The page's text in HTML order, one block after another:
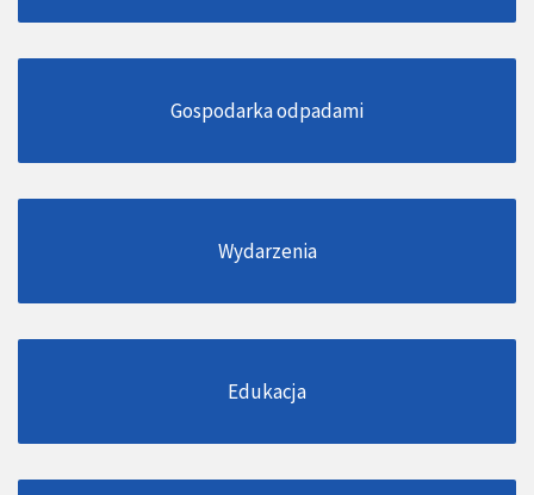
Gospodarka odpadami
Wydarzenia
Edukacja